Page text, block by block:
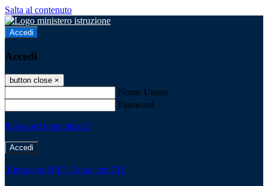
Salta al contenuto
Accedi
Accedi
button close ×
Nome Utente
Password
Password dimenticata?
-
Entra con SPID Entra con CIE